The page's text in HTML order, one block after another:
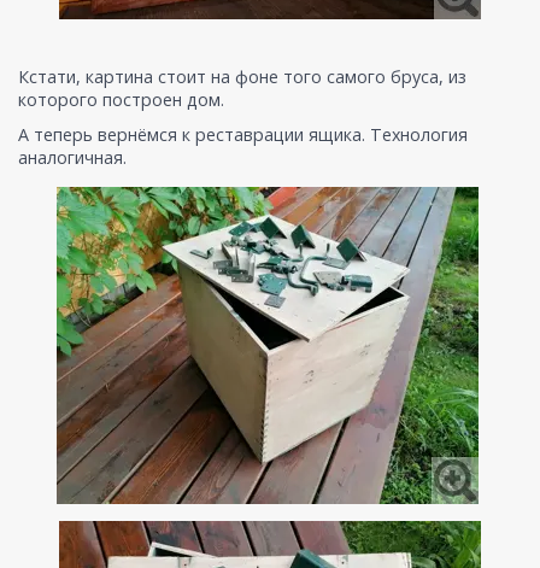
Кстати, картина стоит на фоне того самого бруса, из
которого построен дом.
А теперь вернёмся к реставрации ящика. Технология
аналогичная.